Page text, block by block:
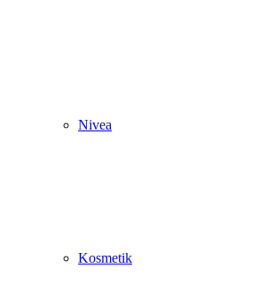
Nivea
Kosmetik